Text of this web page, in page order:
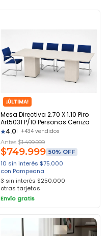
¡ÚLTIMA!
Mesa Directiva 2.70 X 1.10 Piro
Art5031 P/10 Personas Ceniza
4.0 +434 vendidos
Antes $1.499.999
$749.999 50% OFF
10 sin interés $75.000
con Pampeana
3 sin interés $250.000
otras tarjetas
Envío gratis